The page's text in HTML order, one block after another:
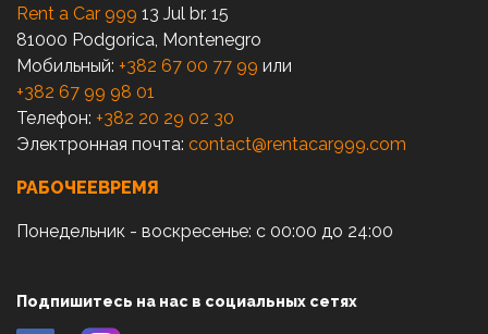
Rent a Car 999 13 Jul br. 15
81000 Podgorica, Montenegro
Мобильный: +382 67 00 77 99 или
+382 67 99 98 01
Телефон: +382 20 29 02 30
Электронная почта: contact@rentacar999.com
РАБОЧЕЕВРЕМЯ
Понедельник - воскресенье: с 00:00 до 24:00
Подпишитесь на нас в социальных сетях